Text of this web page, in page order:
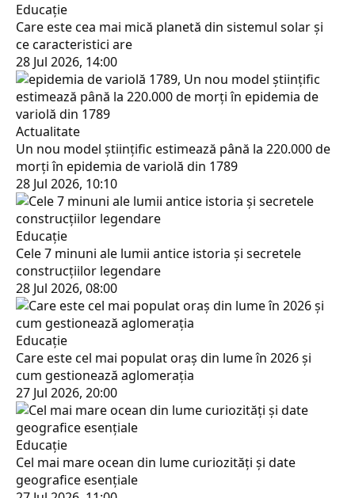
Educaţie
Care este cea mai mică planetă din sistemul solar și
ce caracteristici are
28 Jul 2026, 14:00
Actualitate
Un nou model științific estimează până la 220.000 de
morți în epidemia de variolă din 1789
28 Jul 2026, 10:10
Educaţie
Cele 7 minuni ale lumii antice istoria și secretele
construcțiilor legendare
28 Jul 2026, 08:00
Educaţie
Care este cel mai populat oraș din lume în 2026 și
cum gestionează aglomerația
27 Jul 2026, 20:00
Educaţie
Cel mai mare ocean din lume curiozități și date
geografice esențiale